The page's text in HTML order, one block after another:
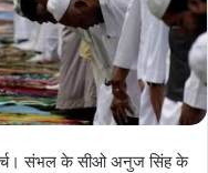
मार्च। संभल के सीओ अनुज सिंह के